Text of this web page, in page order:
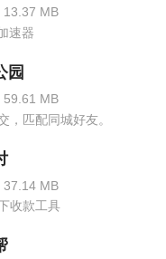
一练、考试押题、模
再是问题
计算机一级等级考试
新，一级必备练题软
析，操作真题步骤
，免费开放！帮助
13.37 MB
速器
园
59.61 MB
，匹配同城好友。
37.14 MB
收款工具